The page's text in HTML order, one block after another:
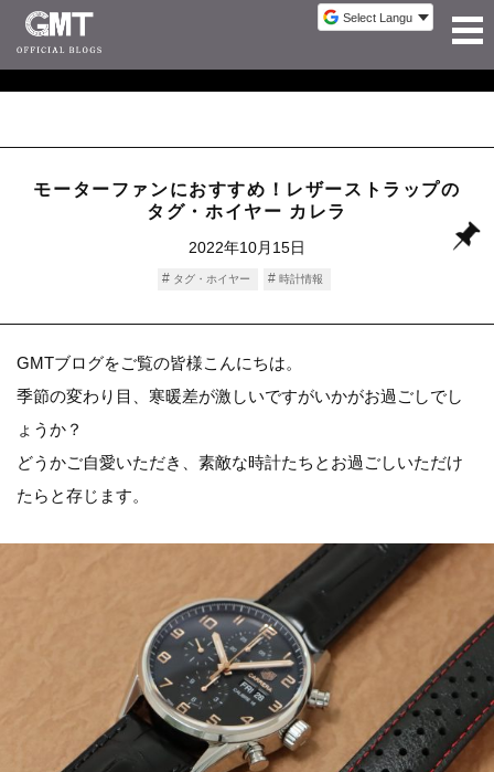
モーターファンにおすすめ！レザーストラップの
タグ・ホイヤー カレラ
2022年10月15日
タグ・ホイヤー 時計情報
GMTブログをご覧の皆様こんにちは。
季節の変わり目、寒暖差が激しいですがいかがお過ごしでし
ょうか？
どうかご自愛いただき、素敵な時計たちとお過ごしいただけ
たらと存じます。